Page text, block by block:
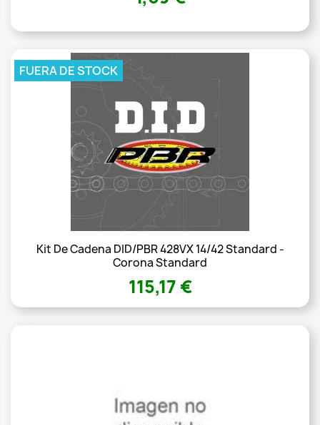
Kit De Cadena DID/PBR 428VX 14/42 Standard -
Corona Standard
115,17 €
FUERA DE STOCK